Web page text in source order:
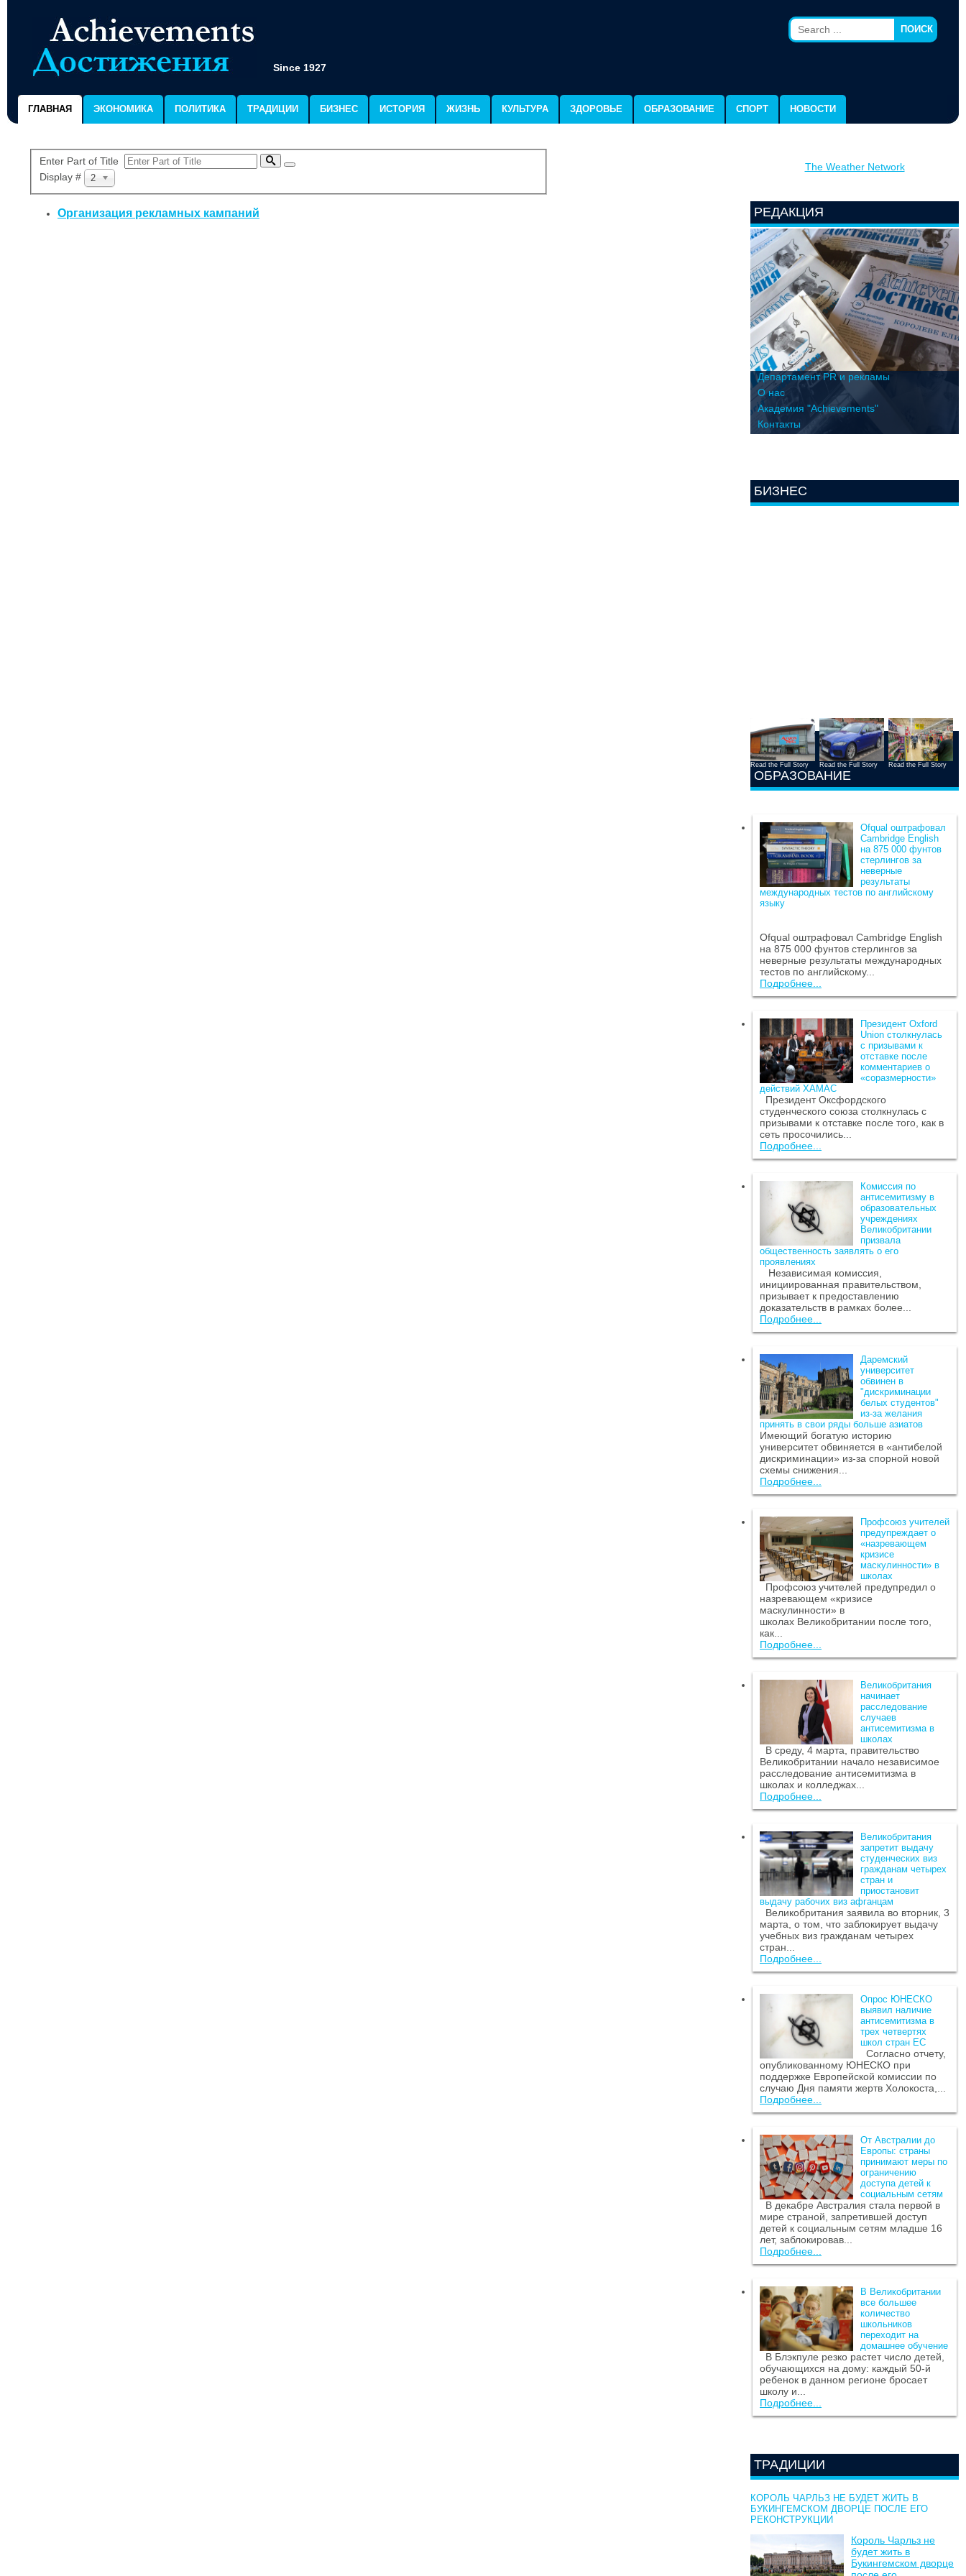
Since 1927
ПОИСК
ГЛАВНАЯ ЭКОНОМИКА ПОЛИТИКА ТРАДИЦИИ БИЗНЕС ИСТОРИЯ ЖИЗНЬ КУЛЬТУРА ЗДОРОВЬЕ ОБРАЗОВАНИЕ СПОРТ НОВОСТИ
Enter Part of Title
Display #
20
Организация рекламных кампаний
The Weather Network
РЕДАКЦИЯ
Департамент PR и рекламы
О нас
Академия "Achievements"
Контакты
БИЗНЕС
Read the Full Story Read the Full Story Read the Full Story
ОБРАЗОВАНИЕ
Ofqual оштрафовал
Cambridge English
на 875 000 фунтов
стерлингов за
неверные
результаты
международных тестов по английскому
языку
Ofqual оштрафовал Cambridge English
на 875 000 фунтов стерлингов за
неверные результаты международных
тестов по английскому...
Подробнее...
Президент Oxford
Union столкнулась
с призывами к
отставке после
комментариев о
«соразмерности»
действий ХАМАС
Президент Оксфордского
студенческого союза столкнулась с
призывами к отставке после того, как в
сеть просочились...
Подробнее...
Комиссия по
антисемитизму в
образовательных
учреждениях
Великобритании
призвала
общественность заявлять о его
проявлениях
Независимая комиссия,
инициированная правительством,
призывает к предоставлению
доказательств в рамках более...
Подробнее...
Даремский
университет
обвинен в
"дискриминации
белых студентов"
из-за желания
принять в свои ряды больше азиатов
Имеющий богатую историю
университет обвиняется в «антибелой
дискриминации» из-за спорной новой
схемы снижения...
Подробнее...
Профсоюз учителей
предупреждает о
«назревающем
кризисе
маскулинности» в
школах
Профсоюз учителей предупредил о
назревающем «кризисе
маскулинности» в
школах Великобритании после того,
как...
Подробнее...
Великобритания
начинает
расследование
случаев
антисемитизма в
школах
В среду, 4 марта, правительство
Великобритании начало независимое
расследование антисемитизма в
школах и колледжах...
Подробнее...
Великобритания
запретит выдачу
студенческих виз
гражданам четырех
стран и
приостановит
выдачу рабочих виз афганцам
Великобритания заявила во вторник, 3
марта, о том, что заблокирует выдачу
учебных виз гражданам четырех
стран...
Подробнее...
Опрос ЮНЕСКО
выявил наличие
антисемитизма в
трех четвертях
школ стран ЕС
Согласно отчету,
опубликованному ЮНЕСКО при
поддержке Европейской комиссии по
случаю Дня памяти жертв Холокоста,...
Подробнее...
От Австралии до
Европы: страны
принимают меры по
ограничению
доступа детей к
социальным сетям
В декабре Австралия стала первой в
мире страной, запретившей доступ
детей к социальным сетям младше 16
лет, заблокировав...
Подробнее...
В Великобритании
все большее
количество
школьников
переходит на
домашнее обучение
В Блэкпуле резко растет число детей,
обучающихся на дому: каждый 50-й
ребенок в данном регионе бросает
школу и...
Подробнее...
ТРАДИЦИИ
КОРОЛЬ ЧАРЛЬЗ НЕ БУДЕТ ЖИТЬ В
БУКИНГЕМСКОМ ДВОРЦЕ ПОСЛЕ ЕГО
РЕКОНСТРУКЦИИ
Король Чарльз не
будет жить в
Букингемском дворце